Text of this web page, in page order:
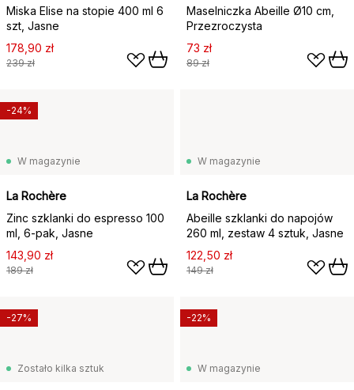
Miska Elise na stopie 400 ml 6
szt, Jasne
178,90 zł
239 zł
Maselniczka Abeille Ø10 cm,
Przezroczysta
73 zł
89 zł
W magazynie
La Rochère
Zinc szklanki do espresso 100
ml, 6‑pak, Jasne
143,90 zł
189 zł
-24%
W magazynie
La Rochère
Abeille szklanki do napojów
260 ml, zestaw 4 sztuk, Jasne
122,50 zł
149 zł
Zostało kilka sztuk
-27%
W magazynie
-22%